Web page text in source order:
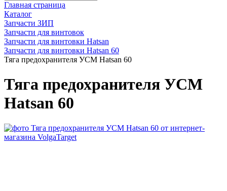
Главная страница
Каталог
Запчасти ЗИП
Запчасти для винтовок
Запчасти для винтовки Hatsan
Запчасти для винтовки Hatsan 60
Тяга предохранителя УСМ Hatsan 60
Тяга предохранителя УСМ
Hatsan 60